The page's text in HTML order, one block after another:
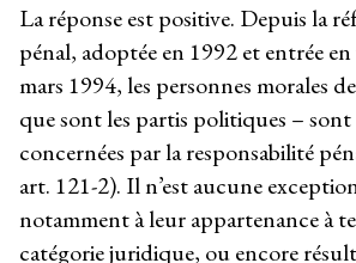
La réponse est positive. Depuis la
pénal, adoptée en 1992 et entrée
mars 1994, les personnes morales
que sont les partis politiques –
concernées par la responsabilité
art. 121-2). Il n’est aucune
notamment à leur appartenance à
catégorie juridique, ou encore